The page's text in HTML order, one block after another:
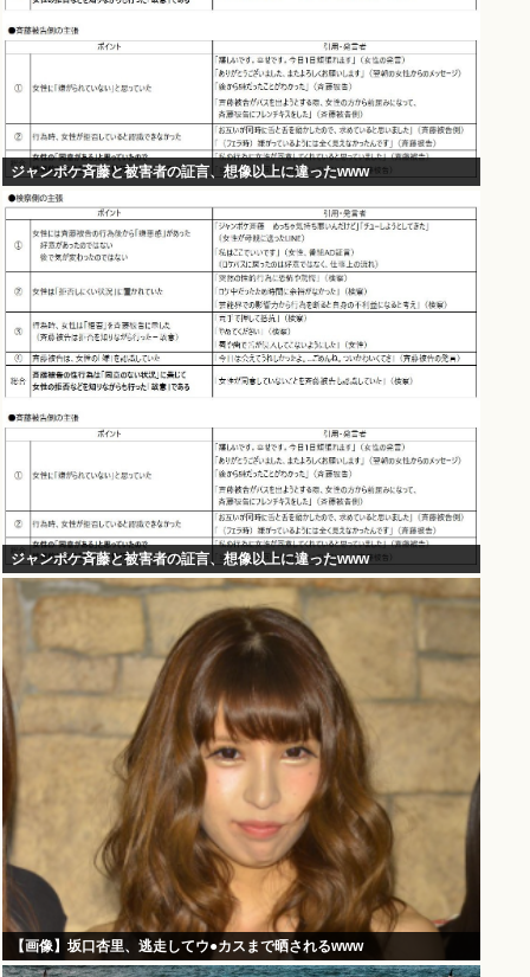
ジャンポケ斉藤と被害者の証言、想像以上に違ったwww
ジャンポケ斉藤と被害者の証言、想像以上に違ったwww
【画像】坂口杏里、逃走してウ●カスまで晒されるwww